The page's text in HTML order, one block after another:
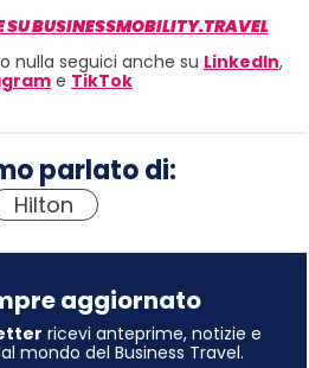
SU BUSINESSMOBILITY.TRAVEL
nulla seguici anche su LinkedIn,
e TikTok
parlato di:
Hilton
aggiornato
ricevi anteprime, notizie e
mondo del Business Travel.